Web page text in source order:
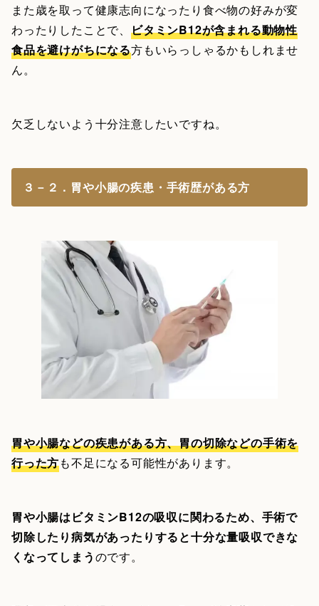
また歳を取って健康志向になったり食べ物の好みが変
わったりしたことで、 ビタミンB12が含まれる動物性
食品を避けがちになる方もいらっしゃるかもしれませ
ん。
欠乏しないよう十分注意したいですね。
３－２．胃や小腸の疾患・手術歴がある方
胃や小腸などの疾患がある方、胃の切除などの手術を
行った方も不足になる可能性があります。
胃や小腸はビタミンB12の吸収に関わるため、手術で
切除したり病気があったりすると十分な量吸収できな
くなってしまうのです。